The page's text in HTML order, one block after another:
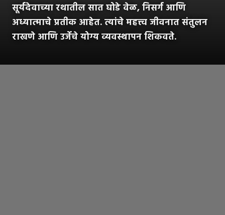
सूर्यदेवाच्या रथातील सात घोडे वेळ, निसर्ग आणि
अध्यात्माचे प्रतीक आहेत. त्यांचे महत्त्व जीवनात संतुलन
राखणे आणि उर्जेचे योग्य व्यवस्थापन शिकवते.